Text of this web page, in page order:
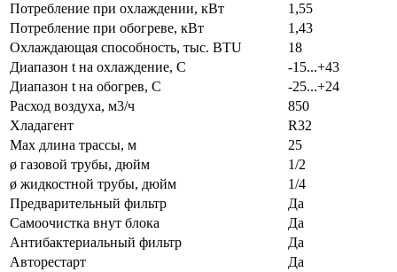
Потребление при охлаждении, кВт
1,55
Потребление при обогреве, кВт
1,43
Охлаждающая способность, тыс. BTU
18
Диапазон t на охлаждение, С
-15...+43
Диапазон t на обогрев, С
-25...+24
Расход воздуха, м3/ч
850
Хладагент
R32
Max длина трассы, м
25
ø газовой трубы, дюйм
1/2
ø жидкостной трубы, дюйм
1/4
Предварительный фильтр
Да
Самоочистка внут блока
Да
Антибактериальный фильтр
Да
Авторестарт
Да